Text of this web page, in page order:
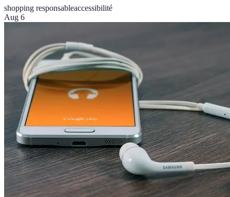
shopping responsableaccessibilité
Aug 6